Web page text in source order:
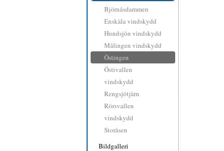
Björnåsdammen
Enskäla vindskydd
Hundsjön vindskydd
Målingen vindskydd
Östingen
Östivallen
vindskydd
Rengsjötjärn
Rörsvallen
vindskydd
Storåsen
Bildgalleri